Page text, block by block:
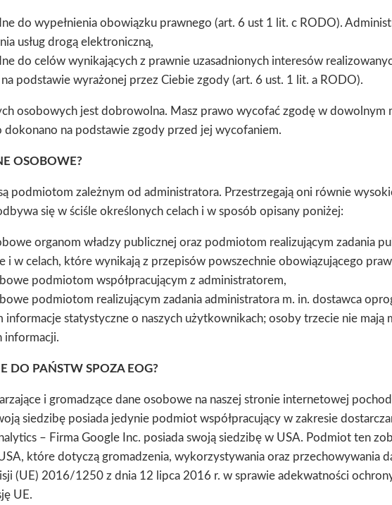
do wypełnienia obowiązku prawnego (art. 6 ust 1 lit. c RODO).
usług drogą elektroniczną,
do celów wynikających z prawnie uzasadnionych interesów
podstawie wyrażonej przez Ciebie zgody (art. 6 ust. 1 lit. a RODO).
osobowych jest dobrowolna. Masz prawo wycofać zgodę w dowolnym
na podstawie zgody przed jej wycofaniem.
OSOBOWE?
podmiotom zależnym od administratora. Przestrzegają oni równie
się w ściśle określonych celach i w sposób opisany poniżej:
organom władzy publicznej oraz podmiotom realizującym zadania
i w celach, które wynikają z przepisów powszechnie obowiązującego
podmiotom współpracującym z administratorem,
podmiotom realizującym zadania administratora m. in. dostawca
statystyczne o naszych użytkownikach; osoby trzecie nie
informacji.
DO PAŃSTW SPOZA EOG?
i gromadzące dane osobowe na naszej stronie internetowej
siedzibę posiada jedynie podmiot współpracujący w zakresie
– Firma Google Inc. posiada swoją siedzibę w USA. Podmiot ten
które dotyczą gromadzenia, wykorzystywania oraz przechowywania
(UE) 2016/1250 z dnia 12 lipca 2016 r. w sprawie adekwatności
UE.